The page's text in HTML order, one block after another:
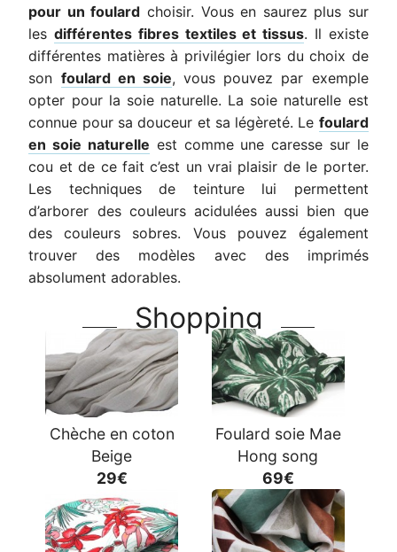
pour un foulard choisir. Vous en saurez plus sur
lesdifférentes fibres textiles et tissus. Il existe
différentes matières à privilégier lors du choix de
son foulard en soie, vous pouvez par exemple
opter pour la soie naturelle. La soie naturelle est
connue pour sa douceur et sa légèreté. Le foulard
en soie naturelle est comme une caresse sur le
cou et de ce fait c’est un vrai plaisir de le porter.
Les techniques de teinture lui permettent
d’arborer des couleurs acidulées aussi bien que
des couleurs sobres. Vous pouvez également
trouver des modèles avec des imprimés
absolument adorables.
Shopping
Chèche en coton
Beige
29€
Foulard soie Mae
Hong song
69€